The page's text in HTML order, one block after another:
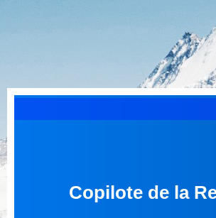
Copilote de la